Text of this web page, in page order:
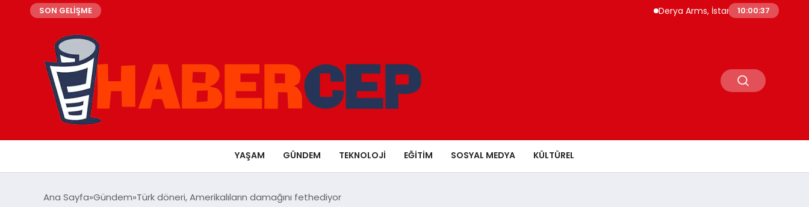
SON GELİŞME Derya Arms, İstanbul Prohunt 2026’da
10:00:38
YAŞAM GÜNDEM TEKNOLOJI EĞITIM SOSYAL MEDYA KÜLTÜREL
Ana Sayfa Gündem Türk döneri, Amerikalıların damağını fethediyor